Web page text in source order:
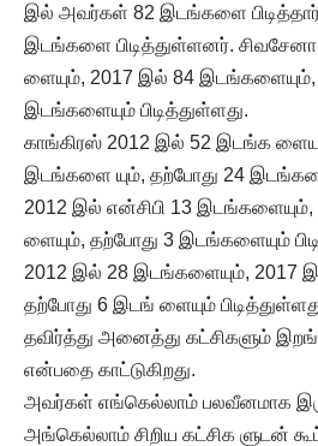
இல் அவர்கள் 82 இடங்களை
இடங்களை பிடித்துள்ளனர்.
ளையும், 2017 இல் 84 இடங்களையும்,
இடங்களையும் பிடித்துள்ளது.
காங்கிரஸ் 2012 இல் 52 இடங்க
இடங்களை யும், தற்போது 24
2012 இல் என்சிபி 13
ளையும், தற்போது 3 இடங்களையும்
2012 இல் 28 இடங்களையும், 2017
தற்போது 6 இடங் ளையும்
தவிர்த்து அனைத்து கட்சிகளும்
என்பதை காட்டுகிறது.
அவர்கள் எங்கெல்லாம் பலவீனமாக
அங்கெல்லாம் சிறிய கட்சிக ளுடன்